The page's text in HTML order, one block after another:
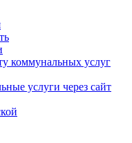
коммунальных услуг
услуги через сайт